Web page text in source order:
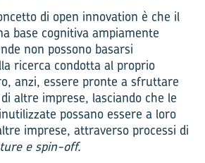
di open innovation è che il
base cognitiva ampiamente
non possono basarsi
ricerca condotta al proprio
anzi, essere pronte a sfruttare
altre imprese, lasciando che le
possano essere a loro
imprese, attraverso processi di
e spin-off.